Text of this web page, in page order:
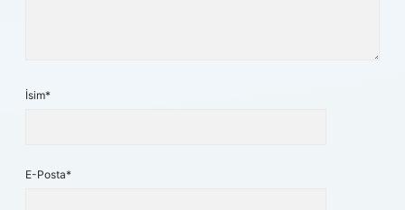
İsim*
E-Posta*